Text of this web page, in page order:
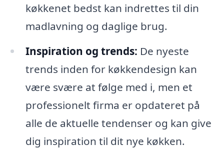
køkkenet bedst kan indrettes til din
madlavning og daglige brug.
Inspiration og trends: De nyeste
trends inden for køkkendesign kan
være svære at følge med i, men et
professionelt firma er opdateret på
alle de aktuelle tendenser og kan give
dig inspiration til dit nye køkken.